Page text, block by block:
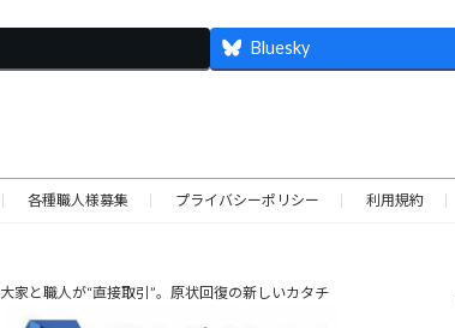
Bluesky
各種職人様募集 プライバシーポリシー 利用規約
大家と職人が“直接取引”。原状回復の新しいカタチ